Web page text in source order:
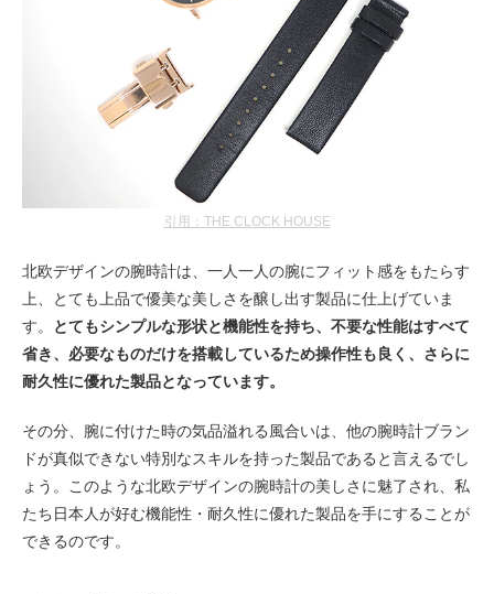
引用：THE CLOCK HOUSE
北欧デザインの腕時計は、一人一人の腕にフィット感をもたらす
上、とても上品で優美な美しさを醸し出す製品に仕上げていま
す。
とてもシンプルな形状と機能性を持ち、不要な性能はすべて
省き、必要なものだけを搭載しているため操作性も良く、さらに
耐久性に優れた製品となっています。
その分、腕に付けた時の気品溢れる風合いは、他の腕時計ブラン
ドが真似できない特別なスキルを持った製品であると言えるでし
ょう。このような北欧デザインの腕時計の美しさに魅了され、私
たち日本人が好む機能性・耐久性に優れた製品を手にすることが
できるのです。